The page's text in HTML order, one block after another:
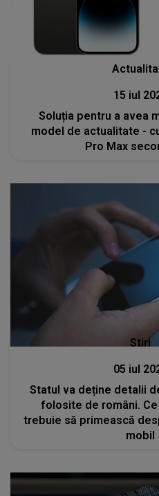
15 iul
Soluția pentru a avea
model de actualitate -
Pro Max
Stiri
05 iul
Statul va deține detalii
folosite de români.
trebuie să primească
mobil